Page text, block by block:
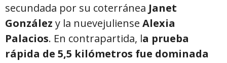
secundada por su coterránea Janet
González y la nuevejuliense Alexia
Palacios. En contrapartida, la prueba
rápida de 5,5 kilómetros fue dominada